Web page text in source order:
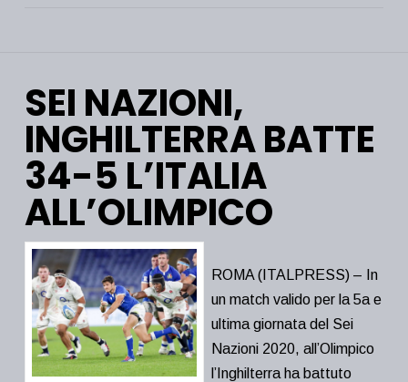
SEI NAZIONI,
INGHILTERRA BATTE
34-5 L’ITALIA
ALL’OLIMPICO
ROMA (ITALPRESS) – In
un match valido per la 5a e
ultima giornata del Sei
Nazioni 2020, all’Olimpico
l’Inghilterra ha battuto